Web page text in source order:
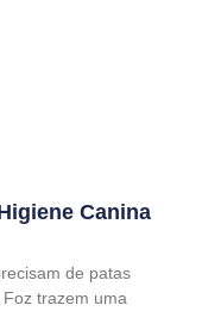
Canina
de patas
trazem uma